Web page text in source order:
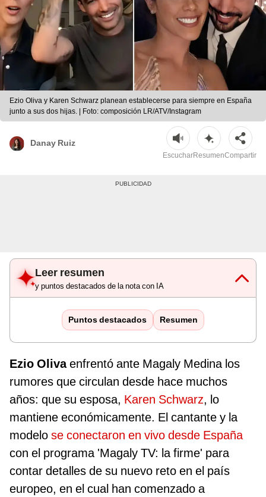
Ezio Oliva y Karen Schwarz planean establecerse para siempre en España
junto a sus dos hijas. | Foto: composición LR/ATV/Instagram
Danay Ruiz
EscucharResumenCompartir
Leer resumen
y puntos destacados de la nota con IA
Puntos destacados Resumen
Ezio Olivaenfrentó ante Magaly Medina los
rumores que circulan desde hace muchos
años: que su esposa, Karen Schwarz, lo
mantiene económicamente. El cantante y la
modelo se conectaron en vivo desde España
con el programa 'Magaly TV: la firme' para
contar detalles de su nuevo reto en el país
europeo, en el cual han comenzado a